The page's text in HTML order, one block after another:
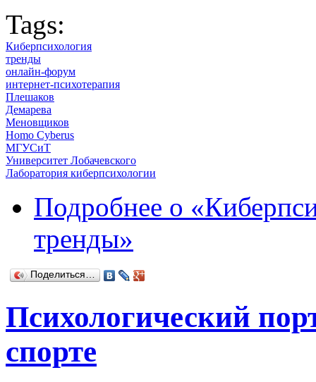
Tags:
Киберпсихология
тренды
онлайн-форум
интернет-психотерапия
Плешаков
Демарева
Меновщиков
Homo Cyberus
МГУСиТ
Университет Лобачевского
Лаборатория киберпсихологии
Подробнее о
тренды»
Поделиться…
Психологический
спорте